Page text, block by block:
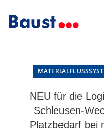
NEU für die
Schleusen-
Platzbedarf bei